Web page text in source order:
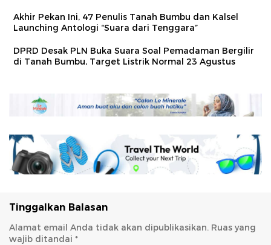
Akhir Pekan Ini, 47 Penulis Tanah Bumbu dan Kalsel
Launching Antologi “Suara dari Tenggara”
DPRD Desak PLN Buka Suara Soal Pemadaman Bergilir
di Tanah Bumbu, Target Listrik Normal 23 Agustus
Tinggalkan Balasan
Alamat email Anda tidak akan dipublikasikan. Ruas yang
wajib ditandai *